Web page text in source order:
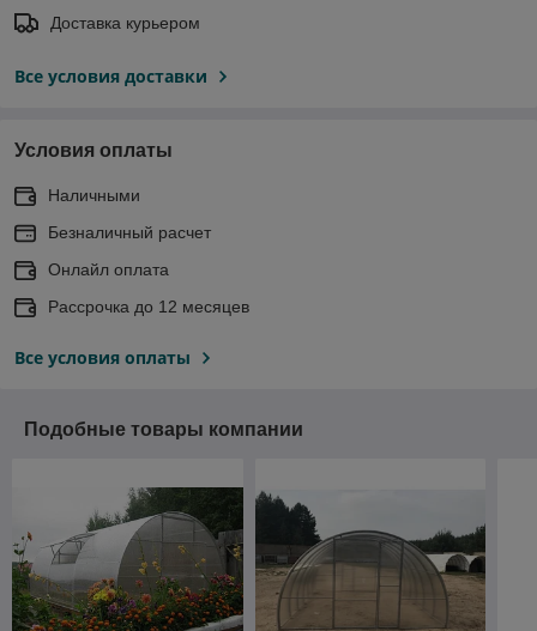
Доставка курьером
Все условия доставки
Условия оплаты
Наличными
Безналичный расчет
Онлайл оплата
Рассрочка до 12 месяцев
Все условия оплаты
Подобные товары компании